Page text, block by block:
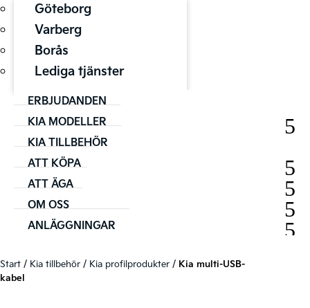
Göteborg
Varberg
Borås
Lediga tjänster
ERBJUDANDEN
KIA MODELLER
KIA TILLBEHÖR
ATT KÖPA
ATT ÄGA
OM OSS
ANLÄGGNINGAR
Start / Kia tillbehör / Kia profilprodukter / Kia multi-USB-
kabel